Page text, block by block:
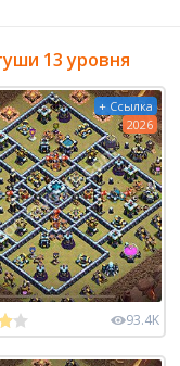
13 уровня
+ Ссылка
2026
93.4K